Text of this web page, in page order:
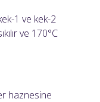
1 ve kek-2
ve 170°C
haznesine